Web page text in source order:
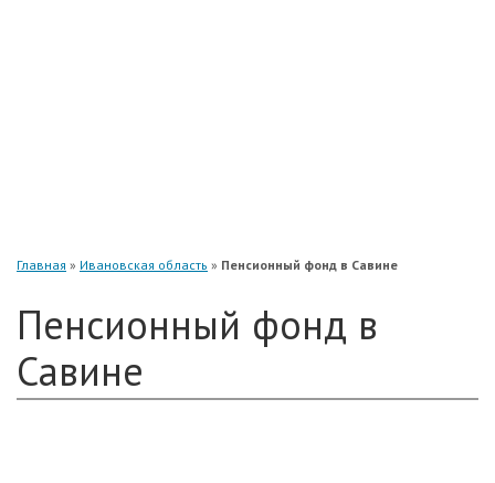
Главная » Ивановская область » Пенсионный фонд в Савине
Пенсионный фонд в
Савине